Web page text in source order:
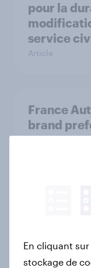
pour la
service
Article
France
brand
Biggest
En cliquant
stockage de